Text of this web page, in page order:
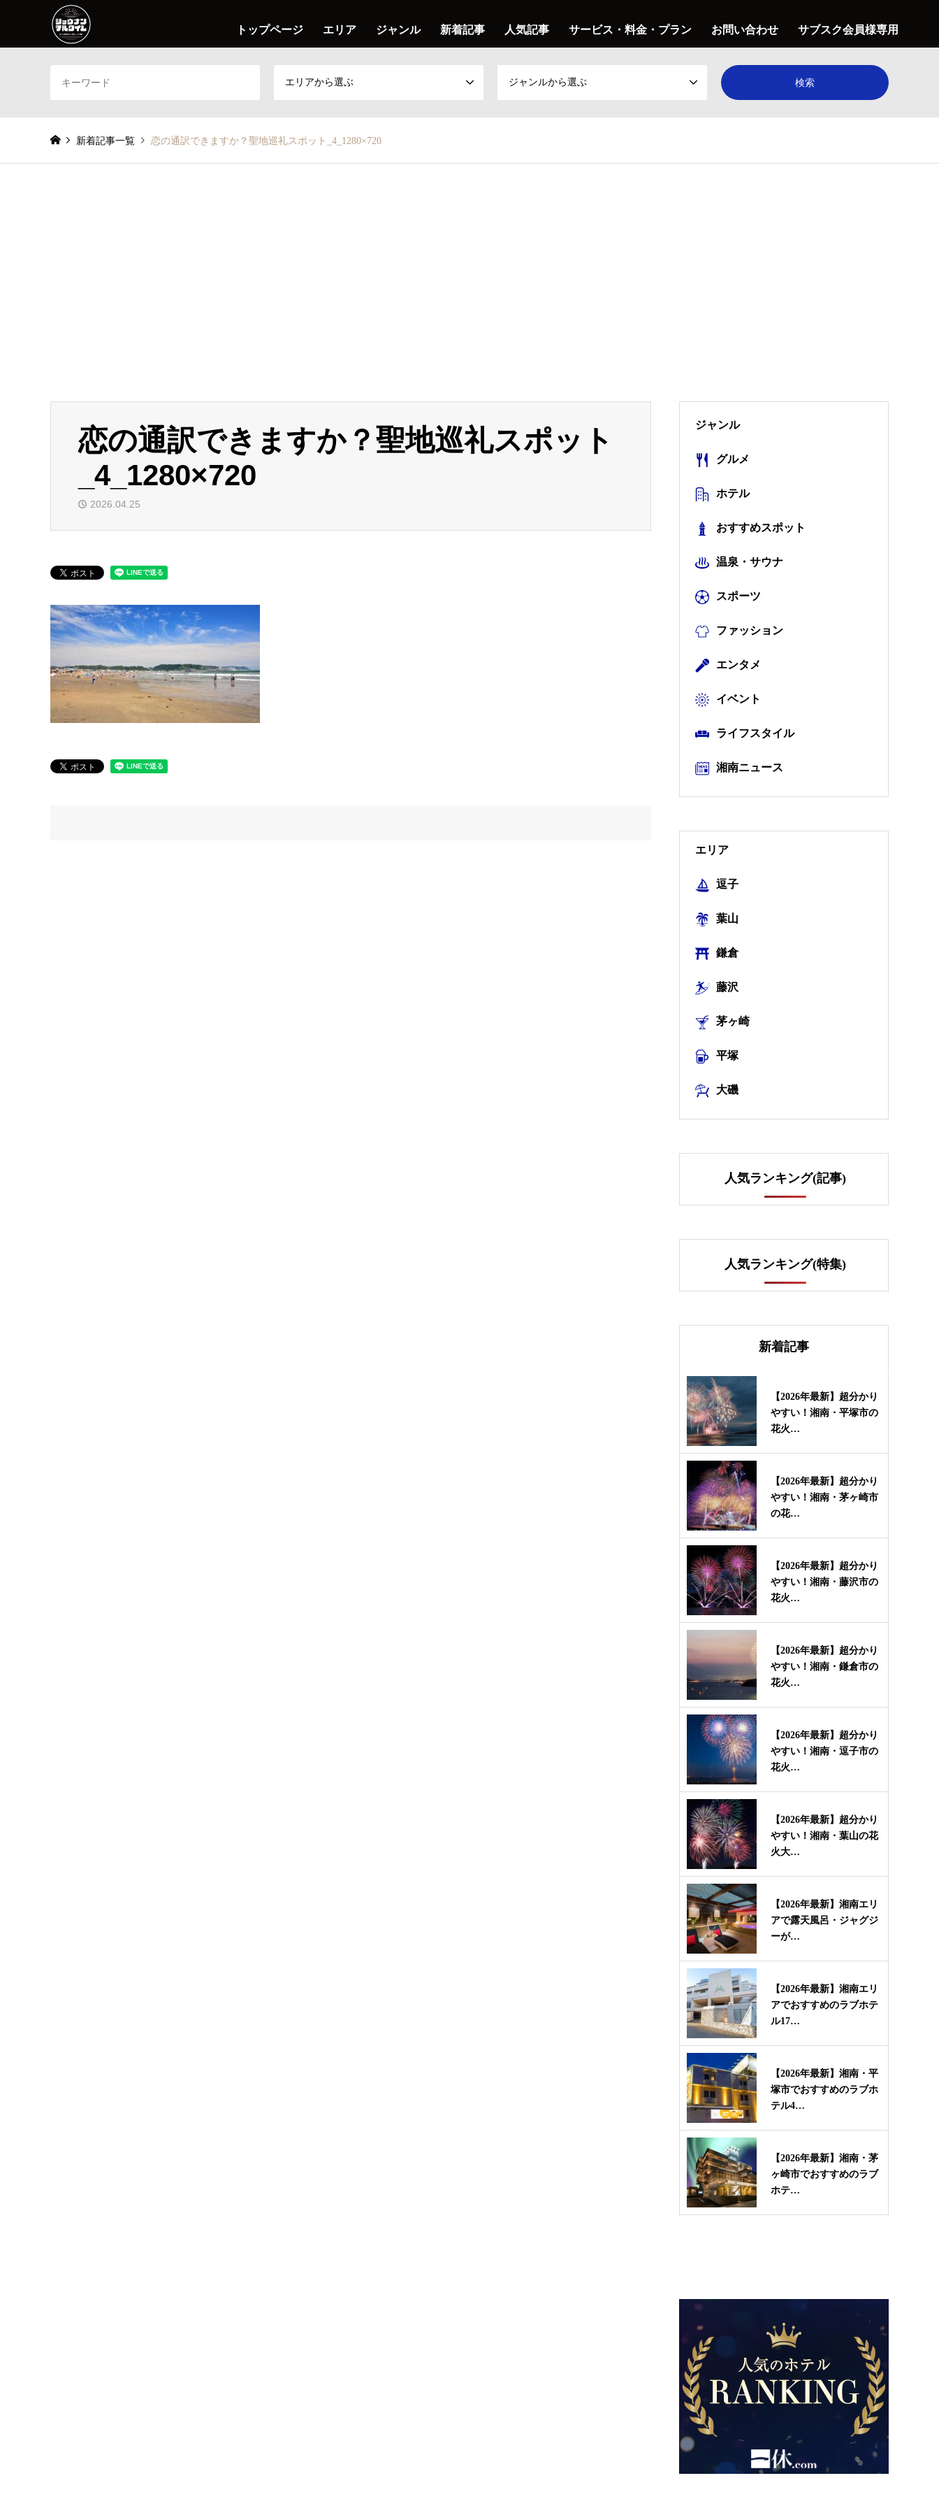
トップページ エリア ジャンル 新着記事 人気記事 サービス・料金・プラン お問い合わせ サブスク会員様専用
エリアから選ぶ ジャンルから選ぶ
新着記事一覧 恋の通訳できますか？聖地巡礼スポット_4_1280×720
恋の通訳できますか？聖地巡礼スポット
_4_1280×720
2026.04.25
ジャンル
グルメ
ホテル
おすすめスポット
温泉・サウナ
スポーツ
ファッション
エンタメ
イベント
ライフスタイル
湘南ニュース
エリア
逗子
葉山
鎌倉
藤沢
茅ヶ崎
平塚
大磯
人気ランキング(記事)
人気ランキング(特集)
新着記事
【2026年最新】超分かり
やすい！湘南・平塚市の
花火…
【2026年最新】超分かり
やすい！湘南・茅ヶ崎市
の花…
【2026年最新】超分かり
やすい！湘南・藤沢市の
花火…
【2026年最新】超分かり
やすい！湘南・鎌倉市の
花火…
【2026年最新】超分かり
やすい！湘南・逗子市の
花火…
【2026年最新】超分かり
やすい！湘南・葉山の花
火大…
【2026年最新】湘南エリ
アで露天風呂・ジャグジ
ーが…
【2026年最新】湘南エリ
アでおすすめのラブホテ
ル17…
【2026年最新】湘南・平
塚市でおすすめのラブホ
テル4…
【2026年最新】湘南・茅
ヶ崎市でおすすめのラブ
ホテ…